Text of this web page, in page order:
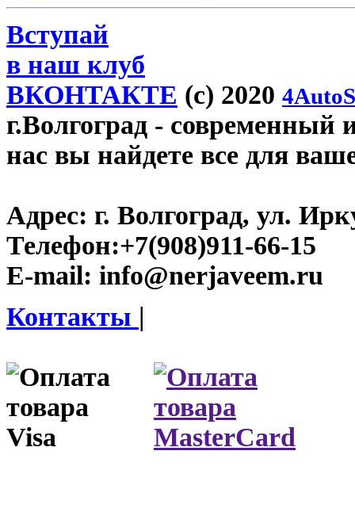
Вступай
в наш клуб
ВКОНТАКТЕ (c) 2020
г.Волгоград - современный
нас вы найдете все для
Адрес: г. Волгоград, ул.
Телефон:+7(908)911-66-15
E-mail: info@nerjaveem.ru
Контакты |